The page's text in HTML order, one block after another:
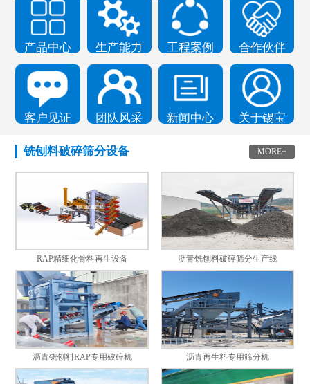
产品中心 生产能力 工程案例 合作伙伴
客户见证 团队风采 新闻中心 关于锡宝
铣刨料破碎筛分设备 MORE+
RAP精细化骨料再生设备 沥青铣刨料破碎筛分生产线
沥青铣刨料RAP专用破碎机 沥青再生料专用筛分机